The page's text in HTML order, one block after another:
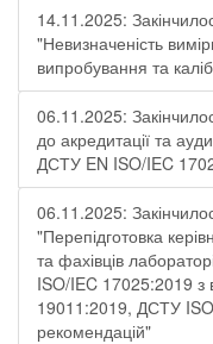
14.11.2025:
"Невизначеність
випробування та
06.11.2025:
до акредитації та
ДСТУ EN ISO/IEC
06.11.2025:
"Перепідготовка
та фахівців
ISO/IEC 17025:2019
19011:2019, ДСТУ
рекомендацій"